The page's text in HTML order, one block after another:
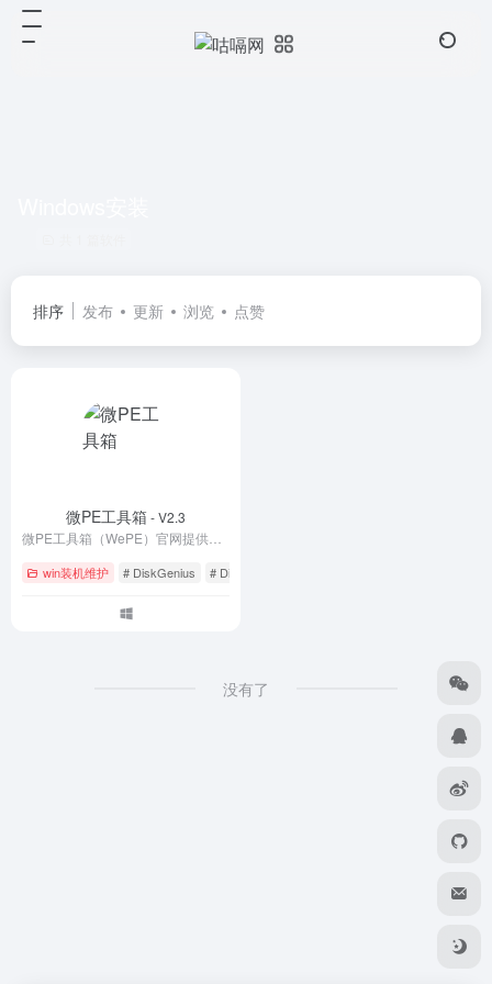
排序 发布 更新 浏览 点赞
微PE工具箱 - V2.3
win装机维护 # DiskGenius # Dism++
没有了